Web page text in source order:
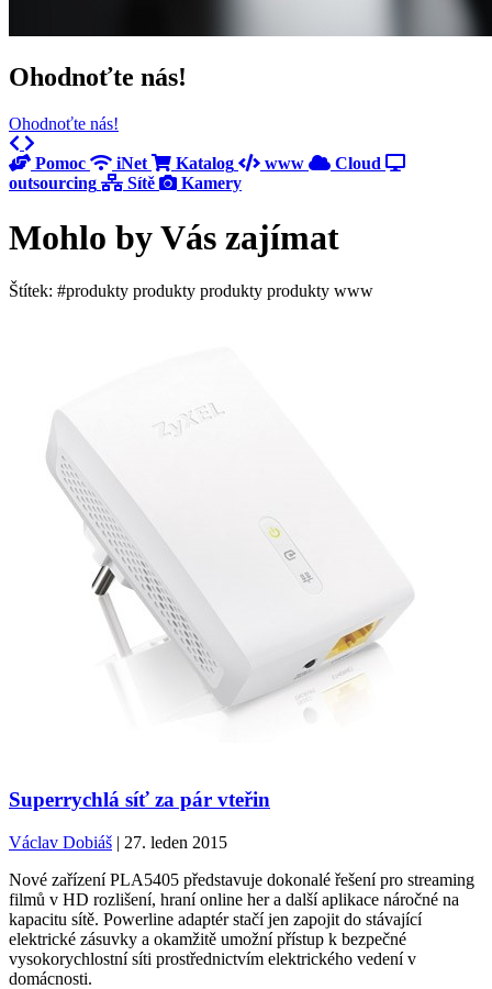
Ohodnoťte nás!
Ohodnoťte nás!
Previous
Next
Pomoc
iNet Katalog www
Cloud
outsourcing
Sítě Kamery
Mohlo by Vás zajímat
Štítek: #produkty produkty produkty produkty www
Superrychlá síť za pár vteřin
Václav Dobiáš| 27. leden 2015
Nové zařízení PLA5405 představuje dokonalé řešení pro streaming
filmů v HD rozlišení, hraní online her a další aplikace náročné na
kapacitu sítě. Powerline adaptér stačí jen zapojit do stávající
elektrické zásuvky a okamžitě umožní přístup k bezpečné
vysokorychlostní síti prostřednictvím elektrického vedení v
domácnosti.